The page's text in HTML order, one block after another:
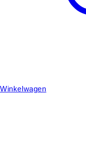
Winkelwagen